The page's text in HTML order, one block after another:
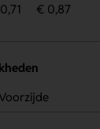
€ 0,87